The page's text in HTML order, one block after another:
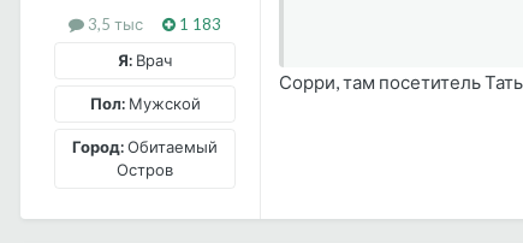
3,5 тыс
1 183
Я: Врач
Пол:Мужской
Город:Обитаемый
Остров
Сорри, там посетитель